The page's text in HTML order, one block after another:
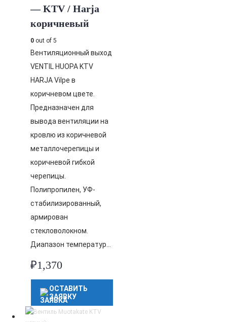
— KTV / Harja
коричневый
0 out of 5
Вентиляционный выход
VENTIL HUOPA KTV
HARJA Vilpe в
коричневом цвете.
Предназначен для
вывода вентиляции на
кровлю из коричневой
металлочерепицы и
коричневой гибкой
черепицы.
Полипропилен, УФ-
стабилизированный,
армирован
стекловолокном.
Диапазон температур…
₽1,370
ОСТАВИТЬ
ЗАЯВКУ